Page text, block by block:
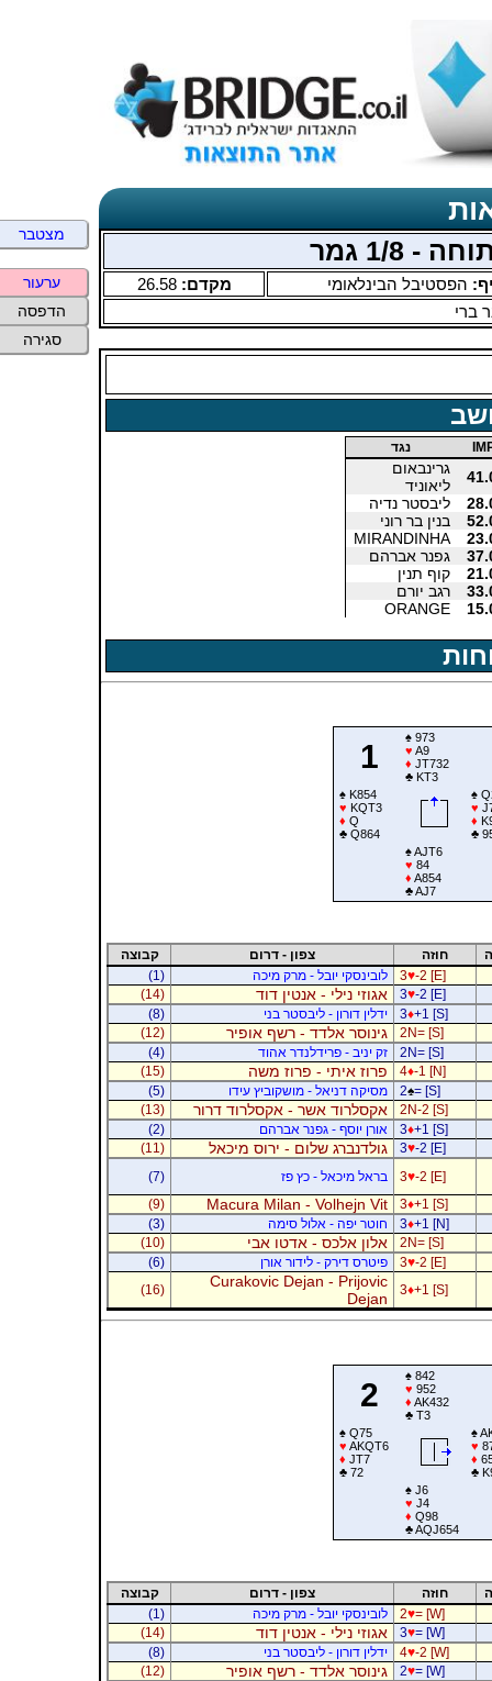
הפסטיבל הבינלאומי מקדם:26.58
ברי
נגד
גרינבאום
ליאוניד
ליבסטר נדיה
בנין בר רוני
MIRANDINHA
גפנר אברהם
קוף תנין
רגב יורם
ORANGE
1
♠973
♥ A9
♦ JT732
♣KT3
♠K854
♥ KQT3
♦ Q
♣Q864
♠
♥
♦
♣
♠AJT6
♥ 84
♦ A854
♣AJ7
חוזה צפון - דרום
קבוצה
3♥-2 [E] לובינסקי יובל - מרק מיכה
(1)
3♥-2 [E] אגוזי נילי - אנטין דוד
(14)
3♦+1 [S] ידלין דורון - ליבסטר בני
(8)
2N= [S]
גינוסר אלדד - רשף אופיר
(12)
2N= [S]
זק יניב - פרידלנדר אהוד
(4)
4♦-1 [N] פרוז איתי - פרוז משה
(15)
2♠= [S] מסיקה דניאל - מושקוביץ עידו
(5)
2N-2 [S]
אקסלרוד אשר - אקסלרוד דרור
(13)
3♦+1 [S] אורן יוסף - גפנר אברהם
(2)
3♥-2 [E] גולדנברג שלום - ירוס מיכאל
(11)
3♥-2 [E] בראל מיכאל - כץ פז
(7)
3♦+1 [S]
Macura Milan - Volhejn Vit
(9)
3♦+1 [N] חוטר יפה - אלול סימה
(3)
2N= [S]
אלון אלכס - אדטו אבי
(10)
3♥-2 [E] פיטרס דירק - לידור אורן
(6)
3♦+1 [S]
Curakovic Dejan - Prijovic
Dejan
(16)
2
♠842
♥ 952
♦ AK432
♣T3
♠Q75
♥ AKQT6
♦ JT7
♣72
♠
♥
♦
♣
♠J6
♥ J4
♦ Q98
♣AQJ654
חוזה צפון - דרום
קבוצה
2♥= [W] לובינסקי יובל - מרק מיכה
(1)
3♥= [W] אגוזי נילי - אנטין דוד
(14)
4♥-2 [W] ידלין דורון - ליבסטר בני
(8)
2♥= [W] גינוסר אלדד - רשף אופיר
(12)
מצטבר
ערעור
הדפסה
סגירה